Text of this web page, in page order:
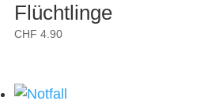
Flüchtlinge
CHF 4.90